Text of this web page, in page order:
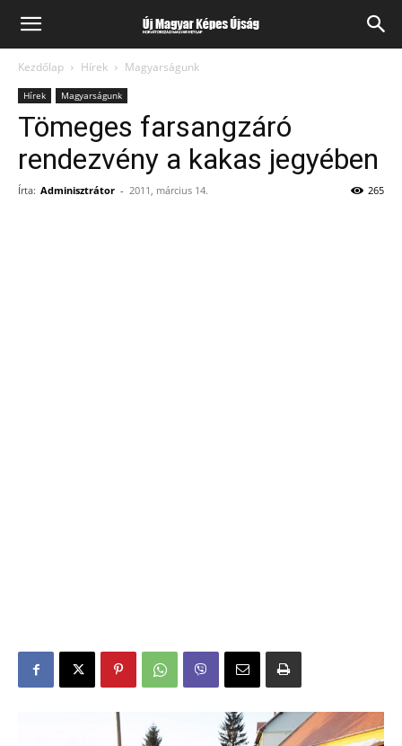
Kezdőlap Hírek Magyarságunk
Hírek Magyarságunk
Tömeges farsangzáró
rendezvény a kakas jegyében
Írta: Adminisztrátor - 2011, március 14. 265